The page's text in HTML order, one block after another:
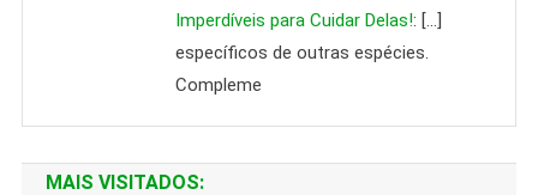
Imperdíveis para Cuidar Delas!: […]
específicos de outras espécies.
Compleme
MAIS VISITADOS: